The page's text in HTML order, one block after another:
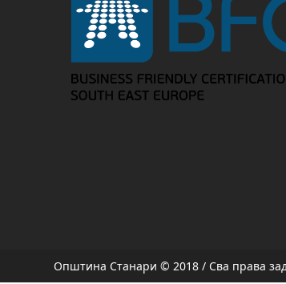
Општина Станари © 2018 / Сва права